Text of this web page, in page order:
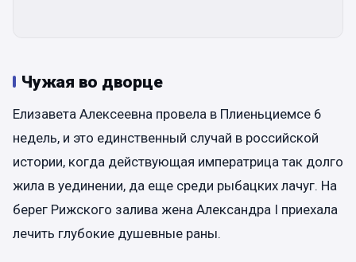
Чужая во дворце
Елизавета Алексеевна провела в Плиеньциемсе 6
недель, и это единственный случай в российской
истории, когда действующая императрица так долго
жила в уединении, да еще среди рыбацких лачуг. На
берег Рижского залива жена Александра I приехала
лечить глубокие душевные раны.